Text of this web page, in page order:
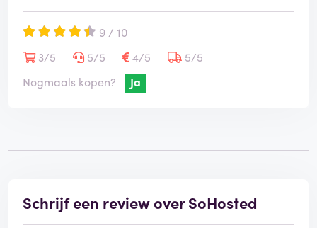
9 / 10
3/5
5/5 4/5
5/5
Nogmaals kopen?
Ja
Schrijf een review over SoHosted